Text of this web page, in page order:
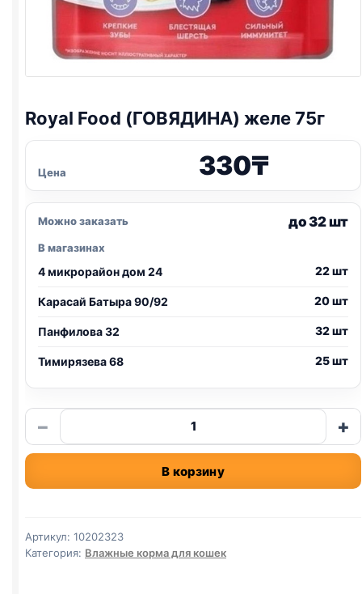
Royal Food (ГОВЯДИНА) желе 75г
Цена 330₸
Можно заказать до 32 шт
В магазинах
4 микрорайон дом 24 22 шт
Карасай Батыра 90/92 20 шт
Панфилова 32 32 шт
Тимирязева 68 25 шт
−
Количество
товара
Royal
(ГОВЯДИНА)
75г
+
В корзину
Артикул: 10202323
Категория: Влажные корма для кошек